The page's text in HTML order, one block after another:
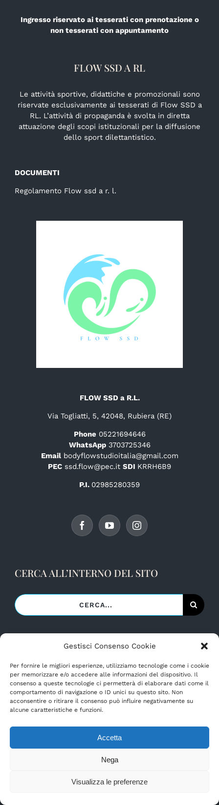
Gestisci Consenso Cookie
Per fornire le migliori esperienze, utilizziamo tecnologie come i cookie
per memorizzare e/o accedere alle informazioni del dispositivo. Il
consenso a queste tecnologie ci permetterà di elaborare dati come il
comportamento di navigazione o ID unici su questo sito. Non
acconsentire o ritirare il consenso può influire negativamente su
alcune caratteristiche e funzioni.
Accetta
Nega
Visualizza le preferenze
Ingresso riservato ai tesserati con prenotazione o
non tesserati con appuntamento
FLOW SSD A RL
Le attività sportive, didattiche e promozionali sono
riservate esclusivamente ai tesserati di Flow SSD a
RL. L’attività di propaganda è svolta in diretta
attuazione degli scopi istituzionali per la diffusione
dello sport dilettantistico.
DOCUMENTI
Regolamento Flow ssd a r. l.
FLOW SSD a R.L.
Via Togliatti, 5, 42048, Rubiera (RE)
Phone05221694646
WhatsApp3703725346
Email bodyflowstudioitalia@gmail.com
PEC ssd.flow@pec.it SDI KRRH6B9
P.I. 02985280359
CERCA ALL’INTERNO DEL SITO
Cerca
per:
AREA RISERVATA
Username:
Password
Alternative: